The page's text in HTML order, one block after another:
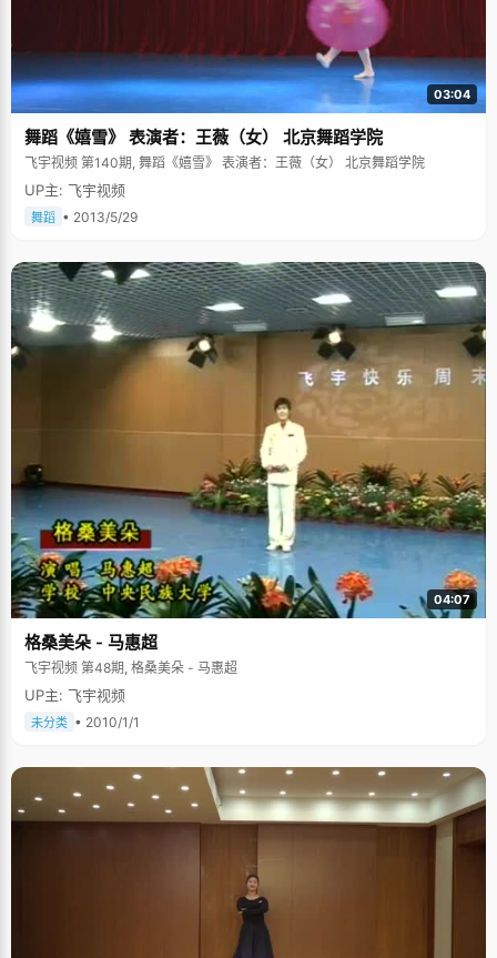
03:04
舞蹈《嬉雪》 表演者：王薇（女） 北京舞蹈学院
飞宇视频 第140期, 舞蹈《嬉雪》 表演者：王薇（女） 北京舞蹈学院
UP主: 飞宇视频
舞蹈 • 2013/5/29
04:07
格桑美朵 - 马惠超
飞宇视频 第48期, 格桑美朵 - 马惠超
UP主: 飞宇视频
未分类 • 2010/1/1